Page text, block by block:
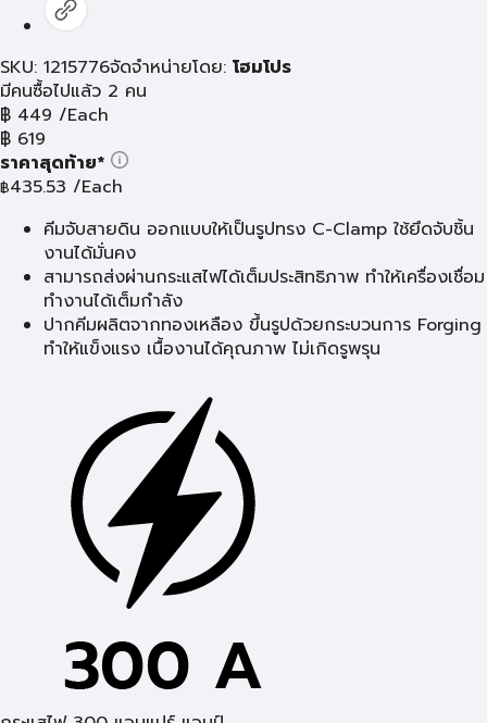
SKU: 1215776จัดจำหน่ายโดย: โฮมโปร
มีคนซื้อไปแล้ว 2 คน
฿ 449 /Each
฿ 619
ราคาสุดท้าย*
฿435.53 /Each
คีมจับสายดิน ออกแบบให้เป็นรูปทรง C-Clamp ใช้ยึดจับชิ้น
งานได้มั่นคง
สามารถส่งผ่านกระแสไฟได้เต็มประสิทธิภาพ ทำให้เครื่องเชื่อม
ทำงานได้เต็มกำลัง
ปากคีมผลิตจากทองเหลือง ขึ้นรูปด้วยกระบวนการ Forging
ทำให้แข็งแรง เนื้องานได้คุณภาพ ไม่เกิดรูพรุน